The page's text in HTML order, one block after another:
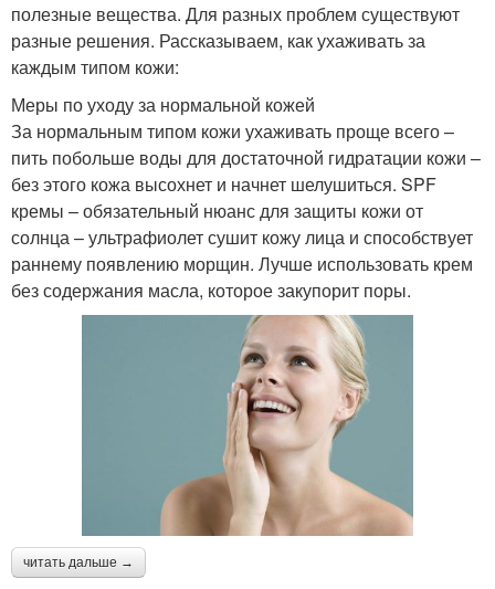
полезные вещества. Для разных проблем существуют
разные решения. Рассказываем, как ухаживать за
каждым типом кожи:
Меры по уходу за нормальной кожей
За нормальным типом кожи ухаживать проще всего –
пить побольше воды для достаточной гидратации кожи –
без этого кожа высохнет и начнет шелушиться. SPF
кремы – обязательный нюанс для защиты кожи от
солнца – ультрафиолет сушит кожу лица и способствует
раннему появлению морщин. Лучше использовать крем
без содержания масла, которое закупорит поры.
читать дальше →